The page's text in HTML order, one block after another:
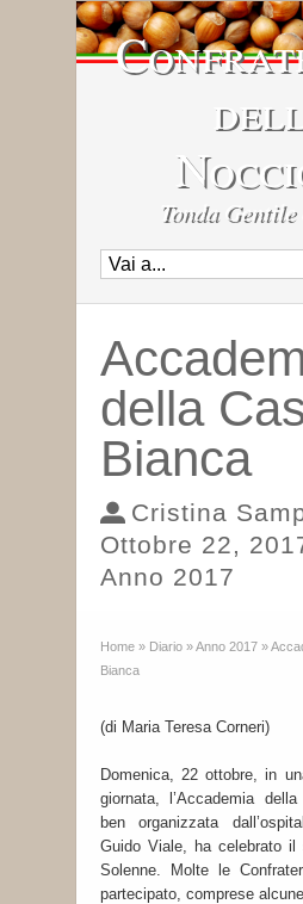
Tonda
della
Bianca
Cristina
Ottobre 22,
Anno 2017
Home » Diario »Anno 2017 »
Bianca
(di Maria Teresa Corneri)
Domenica, 22 ottobre, in
giornata, l’Accademia
ben organizzata
Guido Viale, ha celebrato
Solenne. Molte le
partecipato, comprese